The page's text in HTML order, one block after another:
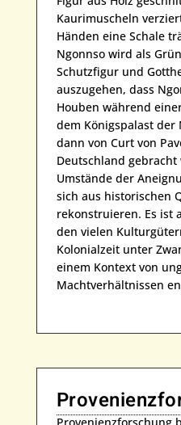
Kaurimuscheln
Händen eine Schale
Ngonnso wird als
Schutzfigur und
auszugehen, dass
Houben während
dem Königspalast der
dann von Curt von
Deutschland
Umstände der
sich aus historischen
rekonstruieren. Es ist
den vielen
Kolonialzeit unter
einem Kontext von
Machtverhältnissen